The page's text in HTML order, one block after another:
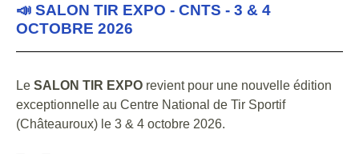
📣 SALON TIR EXPO - CNTS - 3 & 4
OCTOBRE 2026
Le SALON TIR EXPO revient pour une nouvelle édition
exceptionnelle au Centre National de Tir Sportif
(Châteauroux) le 3 & 4 octobre 2026.